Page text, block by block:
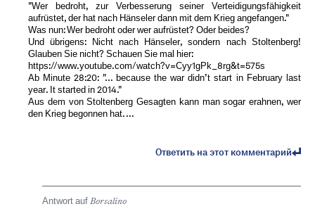
"Wer bedroht, zur Verbesserung seiner Verteidigungsfähigkeit
aufrüstet, der hat nach Hänseler dann mit dem Krieg angefangen."
Was nun: Wer bedroht oder wer aufrüstet? Oder beides?
Und übrigens: Nicht nach Hänseler, sondern nach Stoltenberg!
Glauben Sie nicht? Schauen Sie mal hier:
https://www.youtube.com/watch?v=Cyy1gPk_8rg&t=575s
Ab Minute 28:20: "… because the war didn’t start in February last
year. It started in 2014."
Aus dem von Stoltenberg Gesagten kann man sogar erahnen, wer
den Krieg begonnen hat. ...
Ответить на этот комментарий
Antwort auf Borsalino